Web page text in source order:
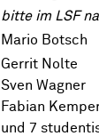
bitte im LSF
Mario Botsch
Gerrit Nolte
Sven Wagner
Fabian
und 7